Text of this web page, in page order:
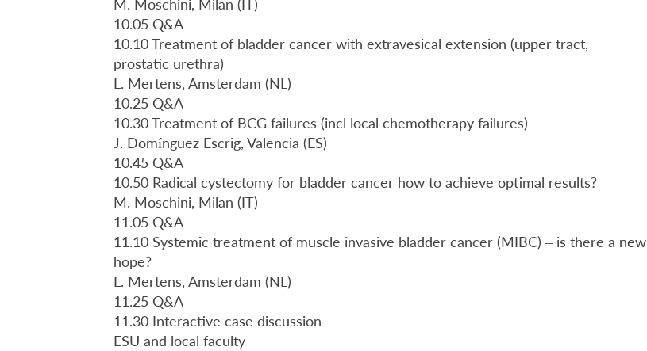
M. Moschini, Milan (IT)
10.05 Q&A
10.10 Treatment of bladder cancer with extravesical extension (upper tract,
prostatic urethra)
L. Mertens, Amsterdam (NL)
10.25 Q&A
10.30 Treatment of BCG failures (incl local chemotherapy failures)
J. Domínguez Escrig, Valencia (ES)
10.45 Q&A
10.50 Radical cystectomy for bladder cancer how to achieve optimal results?
M. Moschini, Milan (IT)
11.05 Q&A
11.10 Systemic treatment of muscle invasive bladder cancer (MIBC) – is there a new
hope?
L. Mertens, Amsterdam (NL)
11.25 Q&A
11.30 Interactive case discussion
ESU and local faculty